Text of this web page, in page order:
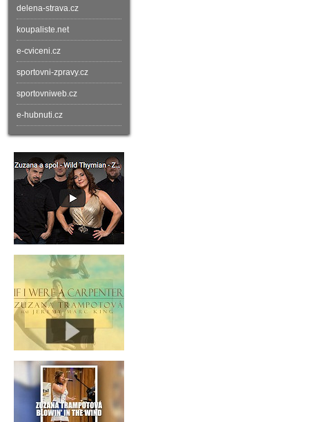
delena-strava.cz
koupaliste.net
e-cviceni.cz
sportovni-zpravy.cz
sportovniweb.cz
e-hubnuti.cz